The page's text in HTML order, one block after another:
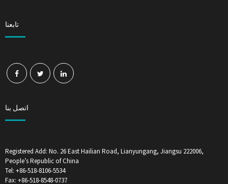
تابعنا
اتصل بنا
Registered Add: No. 26 East Hailian Road, Lianyungang, Jiangsu 222006,
People’s Republic of China
Tel: +86-518-8106-5534
Fax: +86-518-8548-0737